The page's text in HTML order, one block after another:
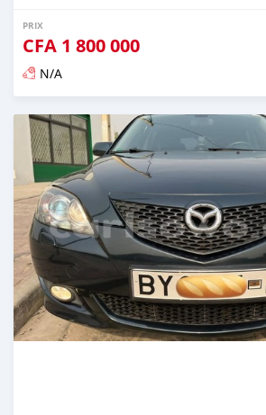
PRIX
CFA 1 800 000
N/A
Publié il y a environ 4 ans